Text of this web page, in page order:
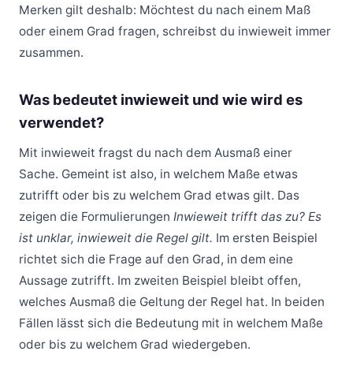
Merken gilt deshalb: Möchtest du nach einem Maß
oder einem Grad fragen, schreibst du inwieweit immer
zusammen.
Was bedeutet inwieweit und wie wird es
verwendet?
Mit inwieweit fragst du nach dem Ausmaß einer
Sache. Gemeint ist also, in welchem Maße etwas
zutrifft oder bis zu welchem Grad etwas gilt. Das
zeigen die Formulierungen Inwieweit trifft das zu? Es
ist unklar, inwieweit die Regel gilt. Im ersten Beispiel
richtet sich die Frage auf den Grad, in dem eine
Aussage zutrifft. Im zweiten Beispiel bleibt offen,
welches Ausmaß die Geltung der Regel hat. In beiden
Fällen lässt sich die Bedeutung mit in welchem Maße
oder bis zu welchem Grad wiedergeben.